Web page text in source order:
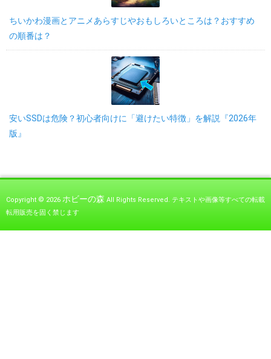
ちいかわ漫画とアニメあらすじやおもしろいところは？おすすめ
の順番は？
安いSSDは危険？初心者向けに「避けたい特徴」を解説『2026年
版』
Copyright © 2026 ホビーの森 All Rights Reserved. テキストや画像等すべての転載
転用販売を固く禁じます